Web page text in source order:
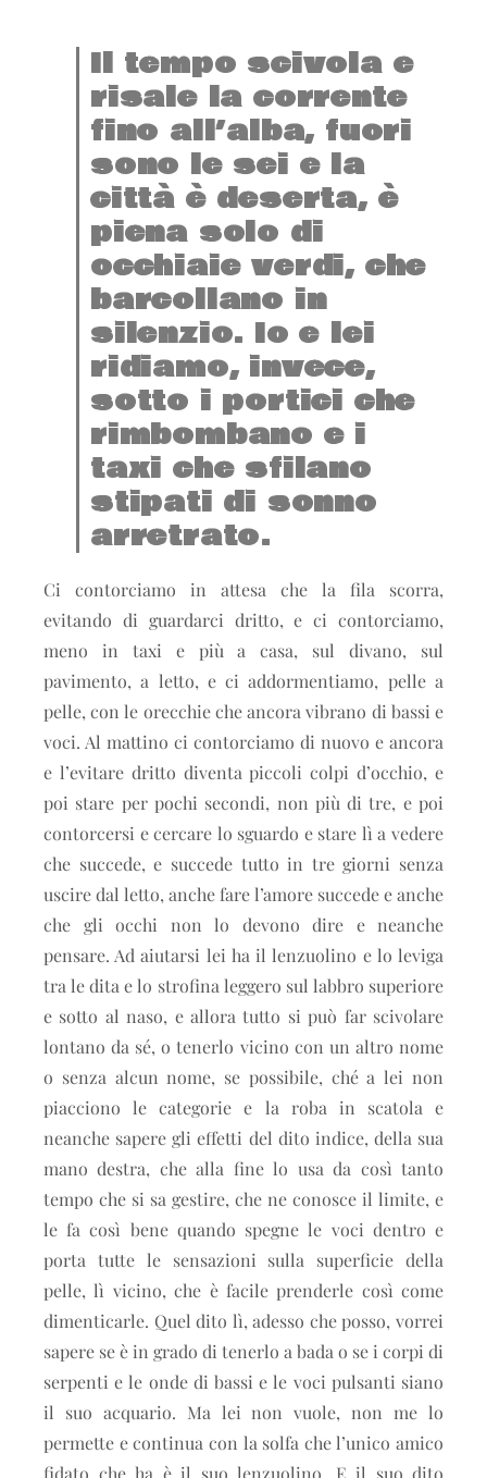
Il tempo scivola e
risale la corrente
fino all’alba, fuori
sono le sei e la
città è deserta, è
piena solo di
occhiaie verdi, che
barcollano in
silenzio. Io e lei
ridiamo, invece,
sotto i portici che
rimbombano e i
taxi che sfilano
stipati di sonno
arretrato.
Ci contorciamo in attesa che la fila scorra,
evitando di guardarci dritto, e ci contorciamo,
meno in taxi e più a casa, sul divano, sul
pavimento, a letto, e ci addormentiamo, pelle a
pelle, con le orecchie che ancora vibrano di bassi e
voci. Al mattino ci contorciamo di nuovo e ancora
e l’evitare dritto diventa piccoli colpi d’occhio, e
poi stare per pochi secondi, non più di tre, e poi
contorcersi e cercare lo sguardo e stare lì a vedere
che succede, e succede tutto in tre giorni senza
uscire dal letto, anche fare l’amore succede e anche
che gli occhi non lo devono dire e neanche
pensare. Ad aiutarsi lei ha il lenzuolino e lo leviga
tra le dita e lo strofina leggero sul labbro superiore
e sotto al naso, e allora tutto si può far scivolare
lontano da sé, o tenerlo vicino con un altro nome
o senza alcun nome, se possibile, ché a lei non
piacciono le categorie e la roba in scatola e
neanche sapere gli effetti del dito indice, della sua
mano destra, che alla fine lo usa da così tanto
tempo che si sa gestire, che ne conosce il limite, e
le fa così bene quando spegne le voci dentro e
porta tutte le sensazioni sulla superficie della
pelle, lì vicino, che è facile prenderle così come
dimenticarle. Quel dito lì, adesso che posso, vorrei
sapere se è in grado di tenerlo a bada o se i corpi di
serpenti e le onde di bassi e le voci pulsanti siano
il suo acquario. Ma lei non vuole, non me lo
permette e continua con la solfa che l’unico amico
fidato che ha è il suo lenzuolino. E il suo dito